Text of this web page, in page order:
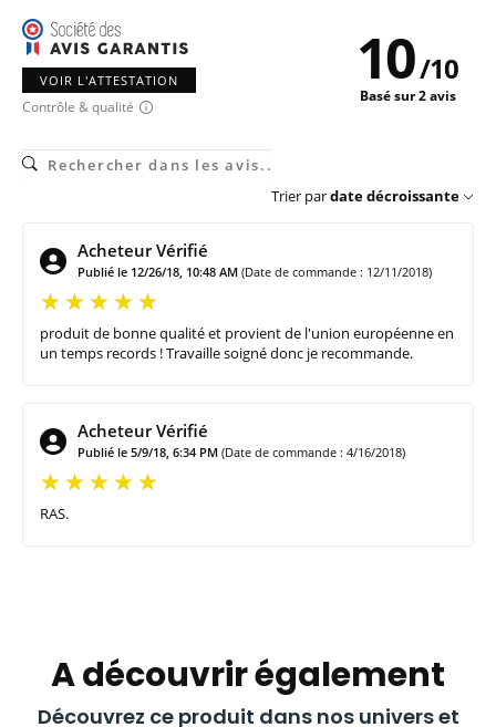
VOIR L'ATTESTATION
Contrôle & qualité
10/10
Basé sur 2 avis
Trier pardate décroissante
Acheteur Vérifié
Publié le 12/26/18, 10:48 AM (Date de commande : 12/11/2018)
produit de bonne qualité et provient de l'union européenne en
un temps records ! Travaille soigné donc je recommande.
Acheteur Vérifié
Publié le 5/9/18, 6:34 PM (Date de commande : 4/16/2018)
RAS.
A découvrir également
Découvrez ce produit dans nos univers et